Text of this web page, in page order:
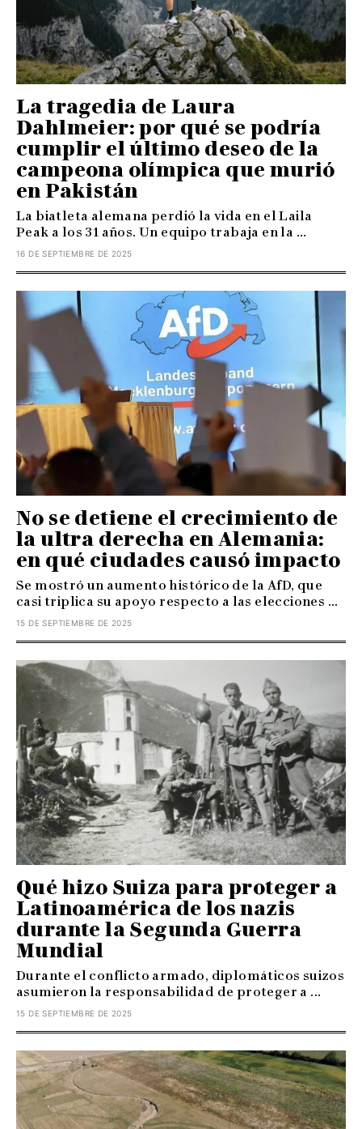
La tragedia de Laura
Dahlmeier: por qué se podría
cumplir el último deseo de la
campeona olímpica que murió
en Pakistán
La biatleta alemana perdió la vida en el Laila
Peak a los 31 años. Un equipo trabaja en la ...
16 DE SEPTIEMBRE DE 2025
No se detiene el crecimiento de
la ultra derecha en Alemania:
en qué ciudades causó impacto
Se mostró un aumento histórico de la AfD, que
casi triplica su apoyo respecto a las elecciones ...
15 DE SEPTIEMBRE DE 2025
Qué hizo Suiza para proteger a
Latinoamérica de los nazis
durante la Segunda Guerra
Mundial
Durante el conflicto armado, diplomáticos suizos
asumieron la responsabilidad de proteger a ...
15 DE SEPTIEMBRE DE 2025